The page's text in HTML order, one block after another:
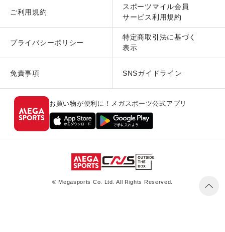
ご利用規約
スポーツマイル会員
サービス利用規約
プライバシーポリシー
特定商取引法に基づく
表示
免責事項 SNSガイドライン
お買い物が便利に！メガスポーツ公式アプリ
© Megasports Co. Ltd. All Rights Reserved.